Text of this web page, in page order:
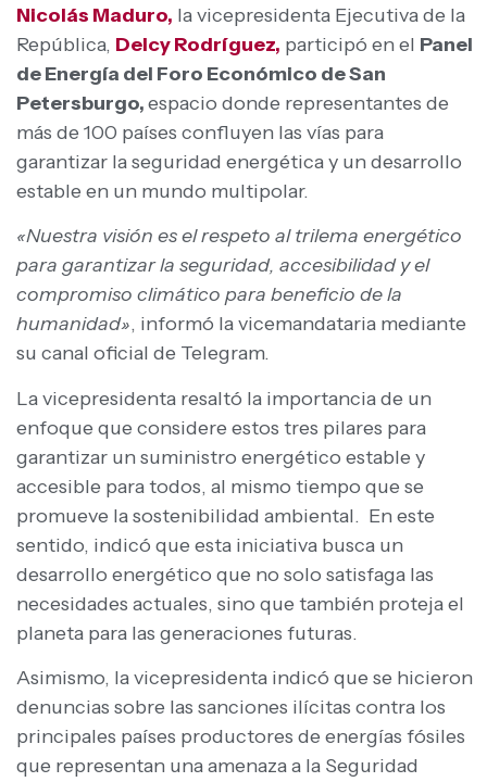
Nicolás Maduro, la vicepresidenta Ejecutiva de la
República, Delcy Rodríguez, participó en el Panel
de Energía del Foro Económico de San
Petersburgo,espacio donde representantes de
más de 100 países confluyen las vías para
garantizar la seguridad energética y un desarrollo
estable en un mundo multipolar.
«Nuestra visión es el respeto al trilema energético
para garantizar la seguridad, accesibilidad y el
compromiso climático para beneficio de la
humanidad», informó la vicemandataria mediante
su canal oficial de Telegram.
La vicepresidenta resaltó la importancia de un
enfoque que considere estos tres pilares para
garantizar un suministro energético estable y
accesible para todos, al mismo tiempo que se
promueve la sostenibilidad ambiental. En este
sentido, indicó que esta iniciativa busca un
desarrollo energético que no solo satisfaga las
necesidades actuales, sino que también proteja el
planeta para las generaciones futuras.
Asimismo, la vicepresidenta indicó que se hicieron
denuncias sobre las sanciones ilícitas contra los
principales países productores de energías fósiles
que representan una amenaza a la Seguridad